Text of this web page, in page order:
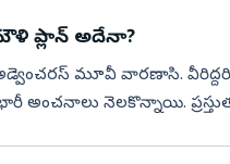
ప్లాన్ అదేనా?
మూవీ వారణాసి.
అంచనాలు నెలకొన్నాయి.